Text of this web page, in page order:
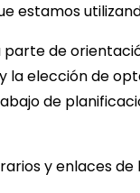
estamos
de
la elección de
de
y enlaces de